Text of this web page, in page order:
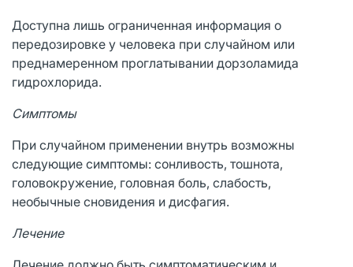
Доступна лишь ограниченная информация о
передозировке у человека при случайном или
преднамеренном проглатывании дорзоламида
гидрохлорида.
Симптомы
При случайном применении внутрь возможны
следующие симптомы: сонливость, тошнота,
головокружение, головная боль, слабость,
необычные сновидения и дисфагия.
Лечение